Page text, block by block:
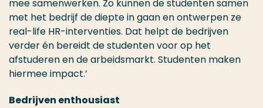
mee samenwerken. Zo kunnen de studenten samen
met het bedrijf de diepte in gaan en ontwerpen ze
real-life HR-interventies. Dat helpt de bedrijven
verder én bereidt de studenten voor op het
afstuderen en de arbeidsmarkt. Studenten maken
hiermee impact.’
Bedrijven enthousiast